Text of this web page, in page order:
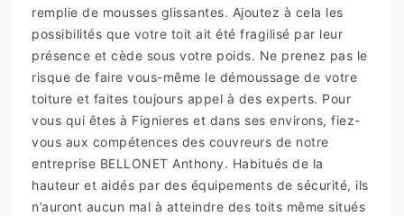
remplie de mousses glissantes. Ajoutez à cela les
possibilités que votre toit ait été fragilisé par leur
présence et cède sous votre poids. Ne prenez pas le
risque de faire vous-même le démoussage de votre
toiture et faites toujours appel à des experts. Pour
vous qui êtes à Fignieres et dans ses environs, fiez-
vous aux compétences des couvreurs de notre
entreprise BELLONET Anthony. Habitués de la
hauteur et aidés par des équipements de sécurité, ils
n’auront aucun mal à atteindre des toits même situés